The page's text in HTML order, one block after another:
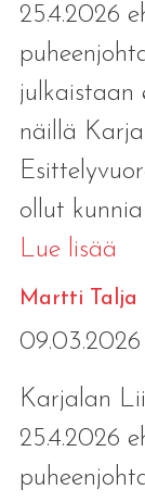
25.4.2026
julkaistaan
näillä
ollut
Lue lisää
Martti Talja
09.03.2026
Karjalan
25.4.2026